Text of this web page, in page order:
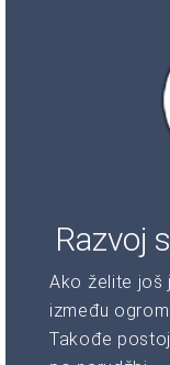
Razvoj
Ako želite još
između
Takođe